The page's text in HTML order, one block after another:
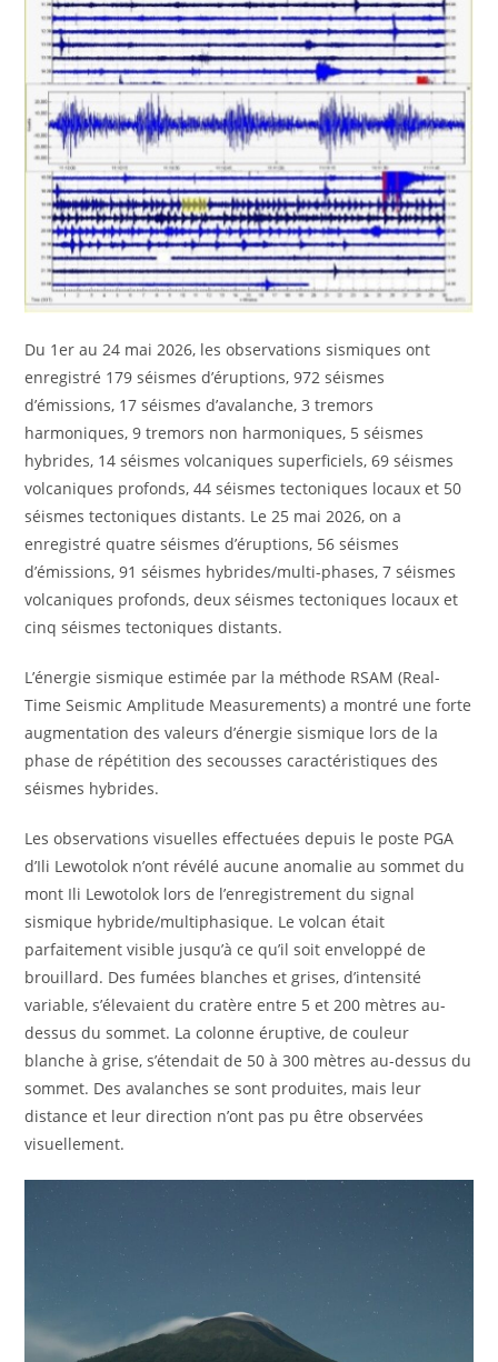
Du 1er au 24 mai 2026, les observations sismiques ont
enregistré 179 séismes d’éruptions, 972 séismes
d’émissions, 17 séismes d’avalanche, 3 tremors
harmoniques, 9 tremors non harmoniques, 5 séismes
hybrides, 14 séismes volcaniques superficiels, 69 séismes
volcaniques profonds, 44 séismes tectoniques locaux et 50
séismes tectoniques distants. Le 25 mai 2026, on a
enregistré quatre séismes d’éruptions, 56 séismes
d’émissions, 91 séismes hybrides/multi-phases, 7 séismes
volcaniques profonds, deux séismes tectoniques locaux et
cinq séismes tectoniques distants.
L’énergie sismique estimée par la méthode RSAM (Real-
Time Seismic Amplitude Measurements) a montré une forte
augmentation des valeurs d’énergie sismique lors de la
phase de répétition des secousses caractéristiques des
séismes hybrides.
Les observations visuelles effectuées depuis le poste PGA
d’Ili Lewotolok n’ont révélé aucune anomalie au sommet du
mont Ili Lewotolok lors de l’enregistrement du signal
sismique hybride/multiphasique. Le volcan était
parfaitement visible jusqu’à ce qu’il soit enveloppé de
brouillard. Des fumées blanches et grises, d’intensité
variable, s’élevaient du cratère entre 5 et 200 mètres au-
dessus du sommet. La colonne éruptive, de couleur
blanche à grise, s’étendait de 50 à 300 mètres au-dessus du
sommet. Des avalanches se sont produites, mais leur
distance et leur direction n’ont pas pu être observées
visuellement.